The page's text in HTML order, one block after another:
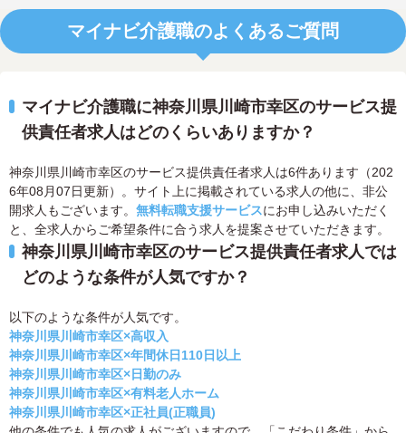
マイナビ介護職のよくあるご質問
マイナビ介護職に神奈川県川崎市幸区のサービス提
供責任者求人はどのくらいありますか？
神奈川県川崎市幸区のサービス提供責任者求人は6件あります（202
6年08月07日更新）。サイト上に掲載されている求人の他に、非公
開求人もございます。 無料転職支援サービスにお申し込みいただく
と、全求人からご希望条件に合う求人を提案させていただきます。
神奈川県川崎市幸区のサービス提供責任者求人では
どのような条件が人気ですか？
以下のような条件が人気です。
神奈川県川崎市幸区×高収入
神奈川県川崎市幸区×年間休日110日以上
神奈川県川崎市幸区×日勤のみ
神奈川県川崎市幸区×有料老人ホーム
神奈川県川崎市幸区×正社員(正職員)